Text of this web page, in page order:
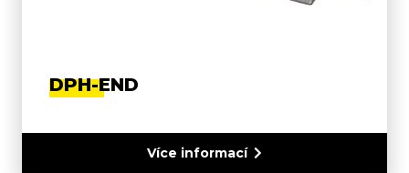
DPH-END
Více informací